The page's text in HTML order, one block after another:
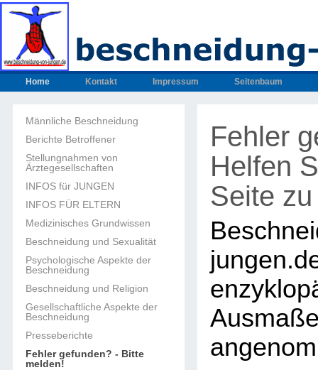
Home Kontakt Impressum Seitenbaum
Männliche Beschneidung
Berichte Betroffener
Stellungnahmen von
Ärztegesellschaften
INFOS für JUNGEN
INFOS FÜR ELTERN
Medizinisches Grundwissen
Beschneidung und Sexualität
Psychologische Aspekte der
Beschneidung
Beschneidung und Religion
Gesellschaftliche Aspekte der
Beschneidung
Presseberichte
Fehler gefunden? - Bitte
melden!
Fehler
Helfen
Seite